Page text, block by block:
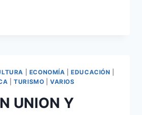
ECONOMÍA |EDUCACIÓN
|TURISMO |VARIOS
UNION Y